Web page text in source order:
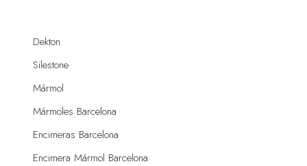
Dekton
Silestone
Mármol
Mármoles Barcelona
Encimeras Barcelona
Encimera Mármol Barcelona